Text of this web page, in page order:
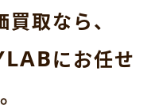
取なら、
にお任せ